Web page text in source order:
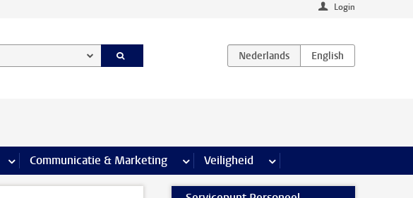
Login
meer Onderzoek pagina’s
Communicatie & Marketing meer Communicatie & Marketing pagina’s
Veiligheid meer Veiligheid pagina’s